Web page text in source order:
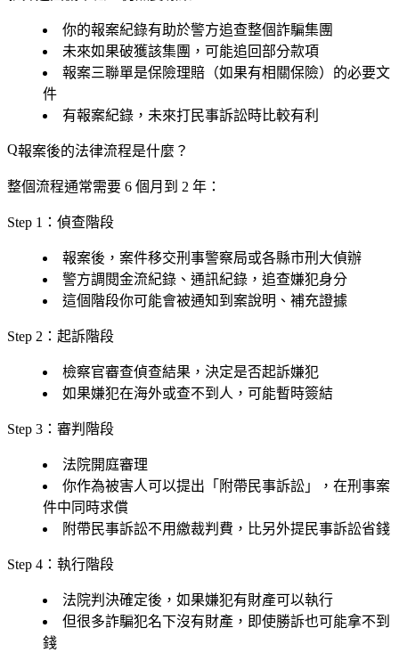
你的報案紀錄有助於警方追查整個詐騙集團
未來如果破獲該集團，可能追回部分款項
報案三聯單是保險理賠（如果有相關保險）的必要文
件
有報案紀錄，未來打民事訴訟時比較有利
報案後的法律流程是什麼？
整個流程通常需要 6 個月到 2 年：
Step 1：偵查階段
報案後，案件移交刑事警察局或各縣市刑大偵辦
警方調閱金流紀錄、通訊紀錄，追查嫌犯身分
這個階段你可能會被通知到案說明、補充證據
Step 2：起訴階段
檢察官審查偵查結果，決定是否起訴嫌犯
如果嫌犯在海外或查不到人，可能暫時簽結
Step 3：審判階段
法院開庭審理
你作為被害人可以提出「附帶民事訴訟」
，在刑事案
件中同時求償
附帶民事訴訟不用繳裁判費，比另外提民事訴訟省錢
Step 4：執行階段
法院判決確定後，如果嫌犯有財產可以執行
但很多詐騙犯名下沒有財產，即使勝訴也可能拿不到
錢